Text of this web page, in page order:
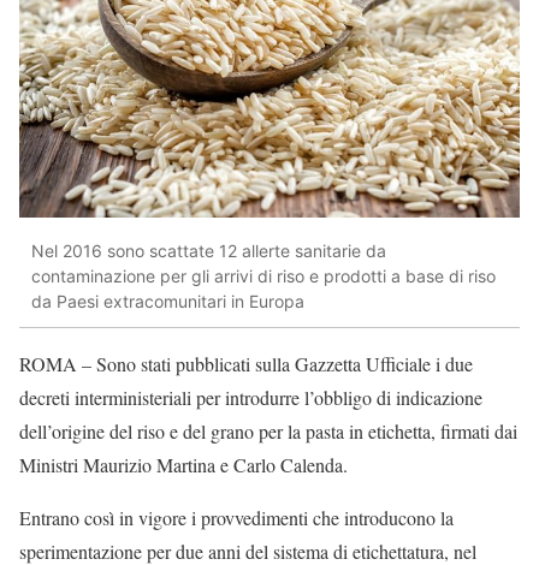
Nel 2016 sono scattate 12 allerte sanitarie da
contaminazione per gli arrivi di riso e prodotti a base di riso
da Paesi extracomunitari in Europa
ROMA – Sono stati pubblicati sulla Gazzetta Ufficiale i due
decreti interministeriali per introdurre l’obbligo di indicazione
dell’origine del riso e del grano per la pasta in etichetta, firmati dai
Ministri Maurizio Martina e Carlo Calenda.
Entrano così in vigore i provvedimenti che introducono la
sperimentazione per due anni del sistema di etichettatura, nel